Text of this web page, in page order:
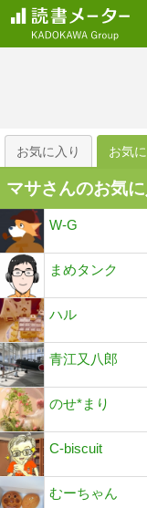
お気に入り お気
マサさんのお気
W-G
まめタンク
ハル
青江又八郎
のせ*まり
C-biscuit
むーちゃん